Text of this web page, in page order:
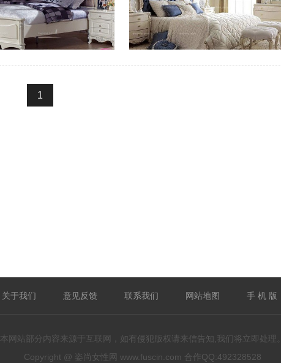
1
关于我们 意见反馈 联系我们 网站地图 手 机 版
本网站部分内容来源于互联网，如有侵犯版权请来信告知,我们将立即处理。
Copyright @ 姿尚女性网 www.fuscin.com 合作QQ:492328528